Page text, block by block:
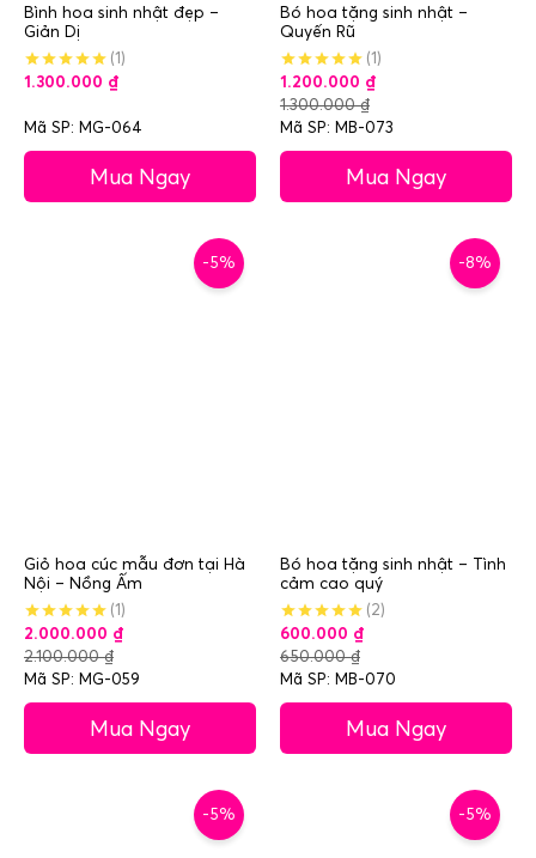
Bình hoa sinh nhật đẹp –
Giản Dị
(1)
1.300.000 ₫
Mã SP: MG-064
Mua Ngay
Bó hoa tặng sinh nhật –
Quyến Rũ
(1)
1.200.000 ₫
1.300.000₫
Mã SP: MB-073
Mua Ngay
-5%
Giỏ hoa cúc mẫu đơn tại Hà
Nội – Nồng Ấm
(1)
2.000.000 ₫
2.100.000₫
Mã SP: MG-059
Mua Ngay
-8%
Bó hoa tặng sinh nhật – Tình
cảm cao quý
(2)
600.000 ₫
650.000₫
Mã SP: MB-070
Mua Ngay
-5% -5%